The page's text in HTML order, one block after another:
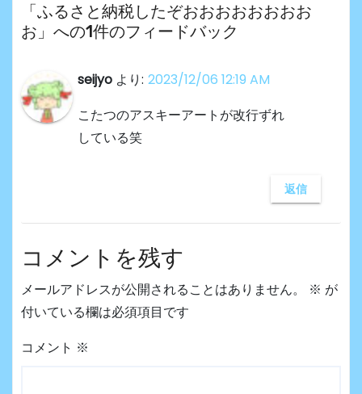
「ふるさと納税したぞおおおおおおおお
お」への1件のフィードバック
seijyo より: 2023/12/06 12:19 AM
こたつのアスキーアートが改行ずれ
している笑
返信
コメントを残す
メールアドレスが公開されることはありません。 ※ が
付いている欄は必須項目です
コメント ※